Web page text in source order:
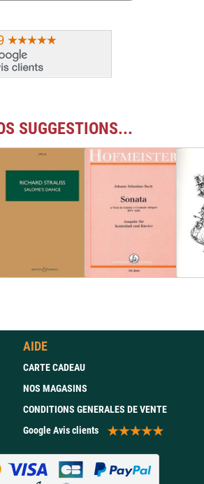
SUGGESTIONS...
AIDE
CARTE CADEAU
NOS MAGASINS
CONDITIONS GENERALES DE VENTE
Google Avis clients